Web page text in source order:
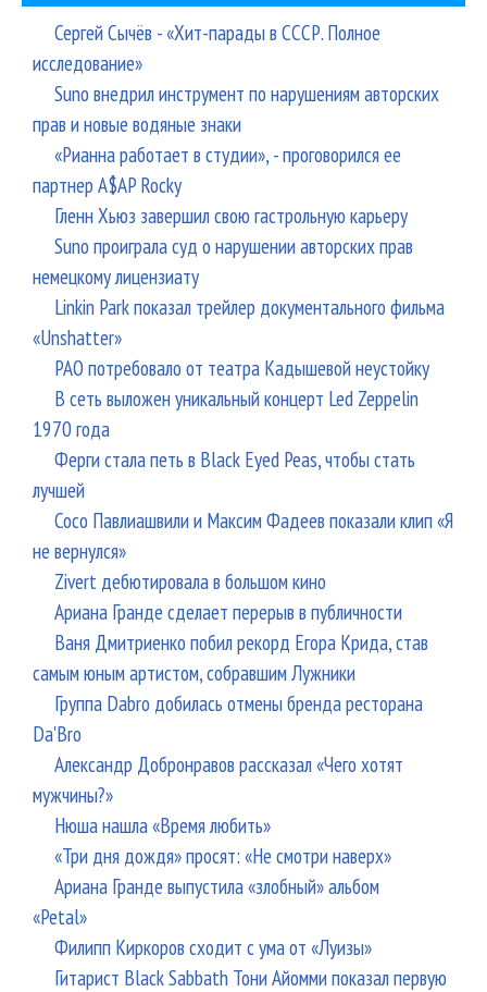
Сергей Сычёв - «Хит-парады в СССР. Полное
исследование»
Suno внедрил инструмент по нарушениям авторских
прав и новые водяные знаки
«Рианна работает в студии», - проговорился ее
партнер A$AP Rocky
Гленн Хьюз завершил свою гастрольную карьеру
Suno проиграла суд о нарушении авторских прав
немецкому лицензиату
Linkin Park показал трейлер документального фильма
«Unshatter»
РАО потребовало от театра Кадышевой неустойку
В сеть выложен уникальный концерт Led Zeppelin
1970 года
Ферги стала петь в Black Eyed Peas, чтобы стать
лучшей
Сосо Павлиашвили и Максим Фадеев показали клип «Я
не вернулся»
Zivert дебютировала в большом кино
Ариана Гранде сделает перерыв в публичности
Ваня Дмитриенко побил рекорд Егора Крида, став
самым юным артистом, собравшим Лужники
Группа Dabro добилась отмены бренда ресторана
Da'Bro
Александр Добронравов рассказал «Чего хотят
мужчины?»
Нюша нашла «Время любить»
«Три дня дождя» просят: «Не смотри наверх»
Ариана Гранде выпустила «злобный» альбом
«Petal»
Филипп Киркоров сходит с ума от «Луизы»
Гитарист Black Sabbath Тони Айомми показал первую